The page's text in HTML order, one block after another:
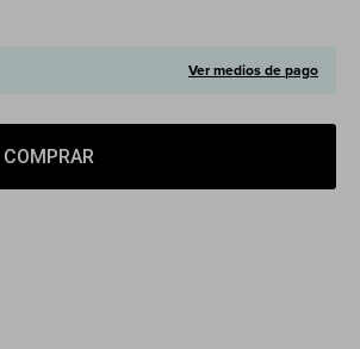
Ver medios de pago
COMPRAR